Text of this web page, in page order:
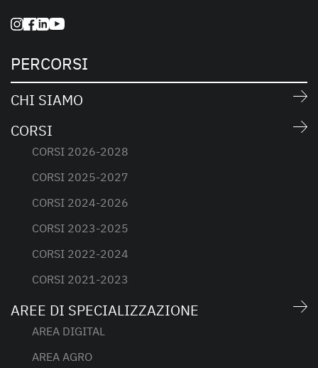
PERCORSI
CHI SIAMO
CORSI
CORSI 2026-2028
CORSI 2025-2027
CORSI 2024-2026
CORSI 2023-2025
CORSI 2022-2024
CORSI 2021-2023
AREE DI SPECIALIZZAZIONE
AREA DIGITAL
AREA AGRO